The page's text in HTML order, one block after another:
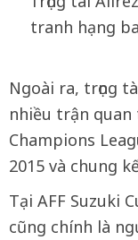
tranh hạng
Ngoài ra, trọng
nhiều trận quan
Champions
2015 và chung
Tại AFF Suzuki
cũng chính là